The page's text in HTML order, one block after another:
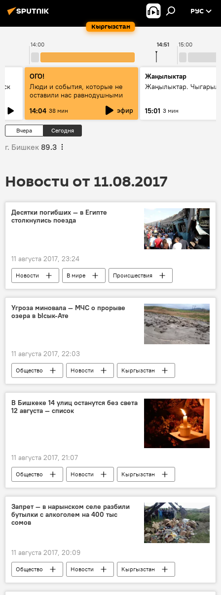
Кыргызстан
РУС
14:00 15:00
14:51
ОГО!
Люди и события, которые не
оставили нас равнодушными
14:04 38 мин эфир
Жаңылыктар
Жаңылыктар.
15:01 3 мин
Вчера Сегодня
г. Бишкек 89.3
Новости от 11.08.2017
Десятки погибших — в Египте
столкнулись поезда
11 августа 2017, 23:24
Новости В мире
Происшествия
Египет
поезд погибшие
Угроза миновала — МЧС о прорыве
озера в Ысык-Ате
11 августа 2017, 22:03
Общество Новости
Кыргызстан
МЧС
сель ливень
В Бишкеке 14 улиц останутся без света
12 августа — список
11 августа 2017, 21:07
Общество Новости
Кыргызстан
Бишкек
электричество ремонт
Запрет — в нарынском селе разбили
бутылки с алкоголем на 400 тыс
сомов
11 августа 2017, 20:09
Общество Новости
Кыргызстан
Нарын
запрет алкоголь